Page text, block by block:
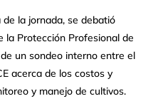
la jornada, se debatió
la Protección Profesional de
un sondeo interno entre el
acerca de los costos y
y manejo de cultivos.